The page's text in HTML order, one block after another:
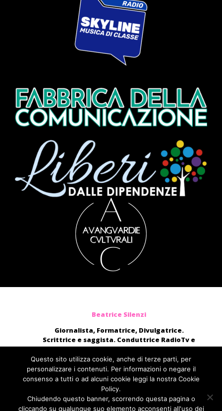
Beatrice Silenzi
Giornalista, Formatrice, Divulgatrice.
Scrittrice e saggista. Conduttrice RadioTv e
blogger.
Moderatrice, presentatrice di eventi, voce di
audiolibri e campagne pubblicitarie nazionali.
direttamente@beatricesilenzi.it
ufficiostampa@fcom.it
Fabbrica della Comunicazione
Questo sito utilizza cookie, anche di terze parti, per
personalizzare i contenuti. Per informazioni o negare il
consenso a tutti o ad alcuni cookie leggi la nostra Cookie
Policy.
Chiudendo questo banner, scorrendo questa pagina o
cliccando su qualunque suo elemento acconsenti all'uso dei